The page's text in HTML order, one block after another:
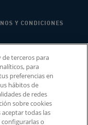
Y CONDICIONES
de terceros para
para
preferencias en
hábitos de
de redes
sobre cookies
aceptar todas las
o